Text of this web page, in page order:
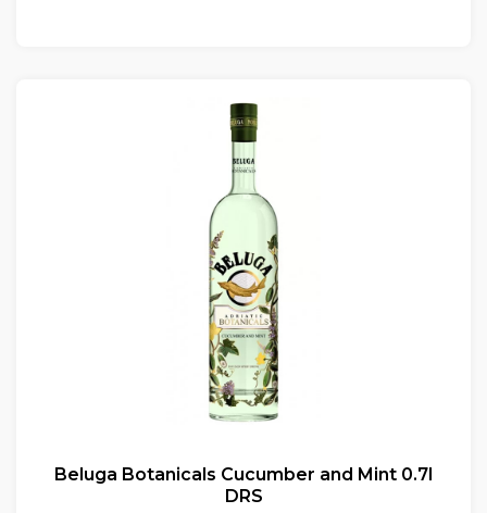
Beluga Botanicals Cucumber and Mint 0.7l
DRS